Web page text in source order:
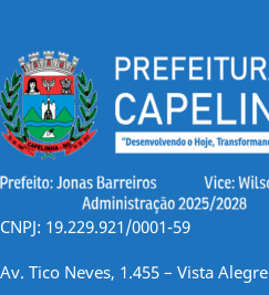
CNPJ: 19.229.921/0001-59
Av. Tico Neves, 1.455 – Vista Alegre